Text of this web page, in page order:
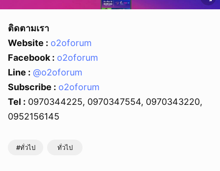
ติดตามเรา
Website : o2oforum
Facebook : o2oforum
Line : @o2oforum
Subscribe : o2oforum
Tel : 0970344225, 0970347554, 0970343220,
0952156145
#ทั่วไป ทั่วไป